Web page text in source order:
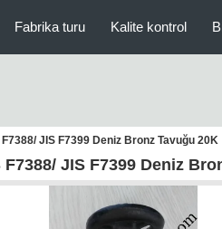
Fabrika turu Kalite kontrol
JIS F7399 Deniz Bronz Tavuğu 20K
F7388/ JIS F7399 Deniz